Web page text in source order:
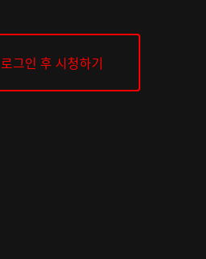
로그인 후 시청하기